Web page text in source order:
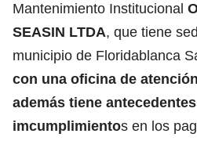
Mantenimiento Institucional
SEASIN LTDA, que tiene
municipio de Floridablanca
con una oficina de
además tiene
imcumplimientos en los